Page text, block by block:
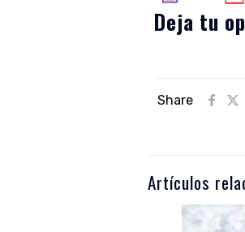
Deja tu
Share
Artículos